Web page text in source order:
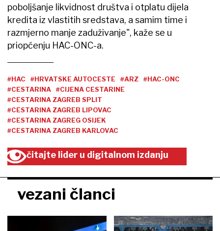
poboljšanje likvidnost društva i otplatu dijela
kredita iz vlastitih sredstava, a samim time i
razmjerno manje zaduživanje", kaže se u
priopćenju HAC-ONC-a.
#HAC #HRVATSKE AUTOCESTE #ARZ
#HAC-ONC
#CESTARINA
#CIJENA CESTARINE
#CESTARINA ZAGREB SPLIT
#CESTARINA ZAGREB LIPOVAC
#CESTARINA ZAGREG OSIJEK
#CESTARINA ZAGREB KARLOVAC
čitajte lider u digitalnom izdanju
vezani članci